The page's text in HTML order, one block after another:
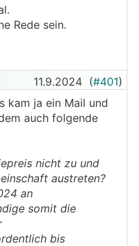
Rede sein.
11.9.2024 (#401)
kam ja ein Mail und
auch folgende
nicht zu und
austreten?
an
somit die
bis